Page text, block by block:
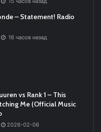
– Statement! Radio
16 часов назад
vs Rank 1 – This
Me (Official Music
2026-02-06